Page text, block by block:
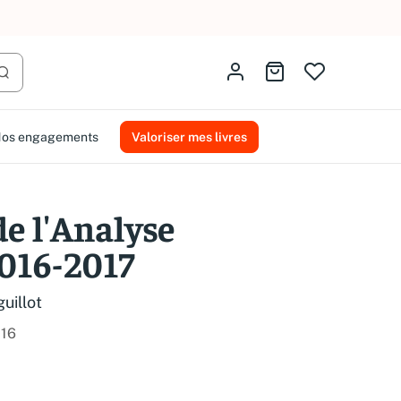
Lancer la recherche
Identifiez-vousAller au panier
engagements Valoriser mes livres
l'Analyse
2017